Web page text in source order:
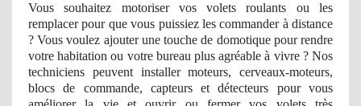
Vous souhaitez motoriser vos volets roulants ou les
remplacer pour que vous puissiez les commander à distance
? Vous voulez ajouter une touche de domotique pour rendre
votre habitation ou votre bureau plus agréableà vivre ? Nos
techniciens peuvent installer moteurs, cerveaux-moteurs,
blocs de commande, capteurs et détecteurs pour vous